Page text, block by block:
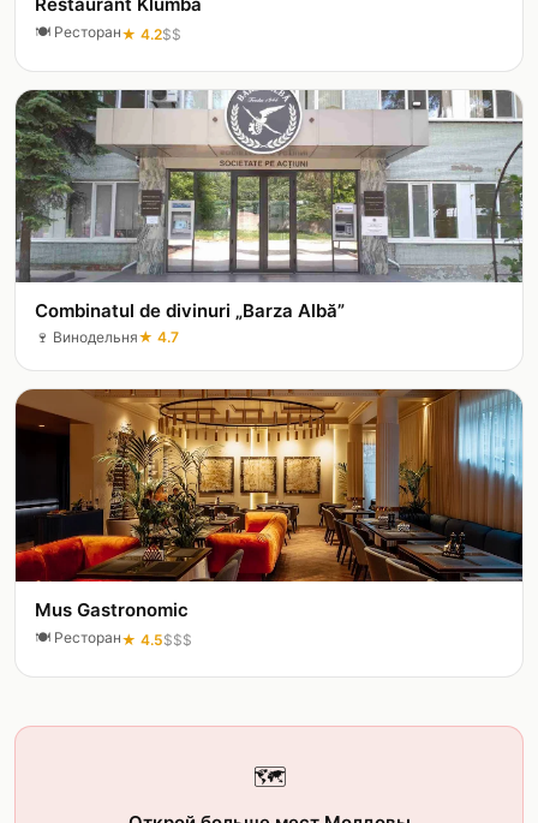
🍽️ Ресторан★ 4.2$$
Combinatul de divinuri „Barza Albă”
🍷 Винодельня★ 4.7
Mus Gastronomic
🍽️ Ресторан★ 4.5$$$
🗺️